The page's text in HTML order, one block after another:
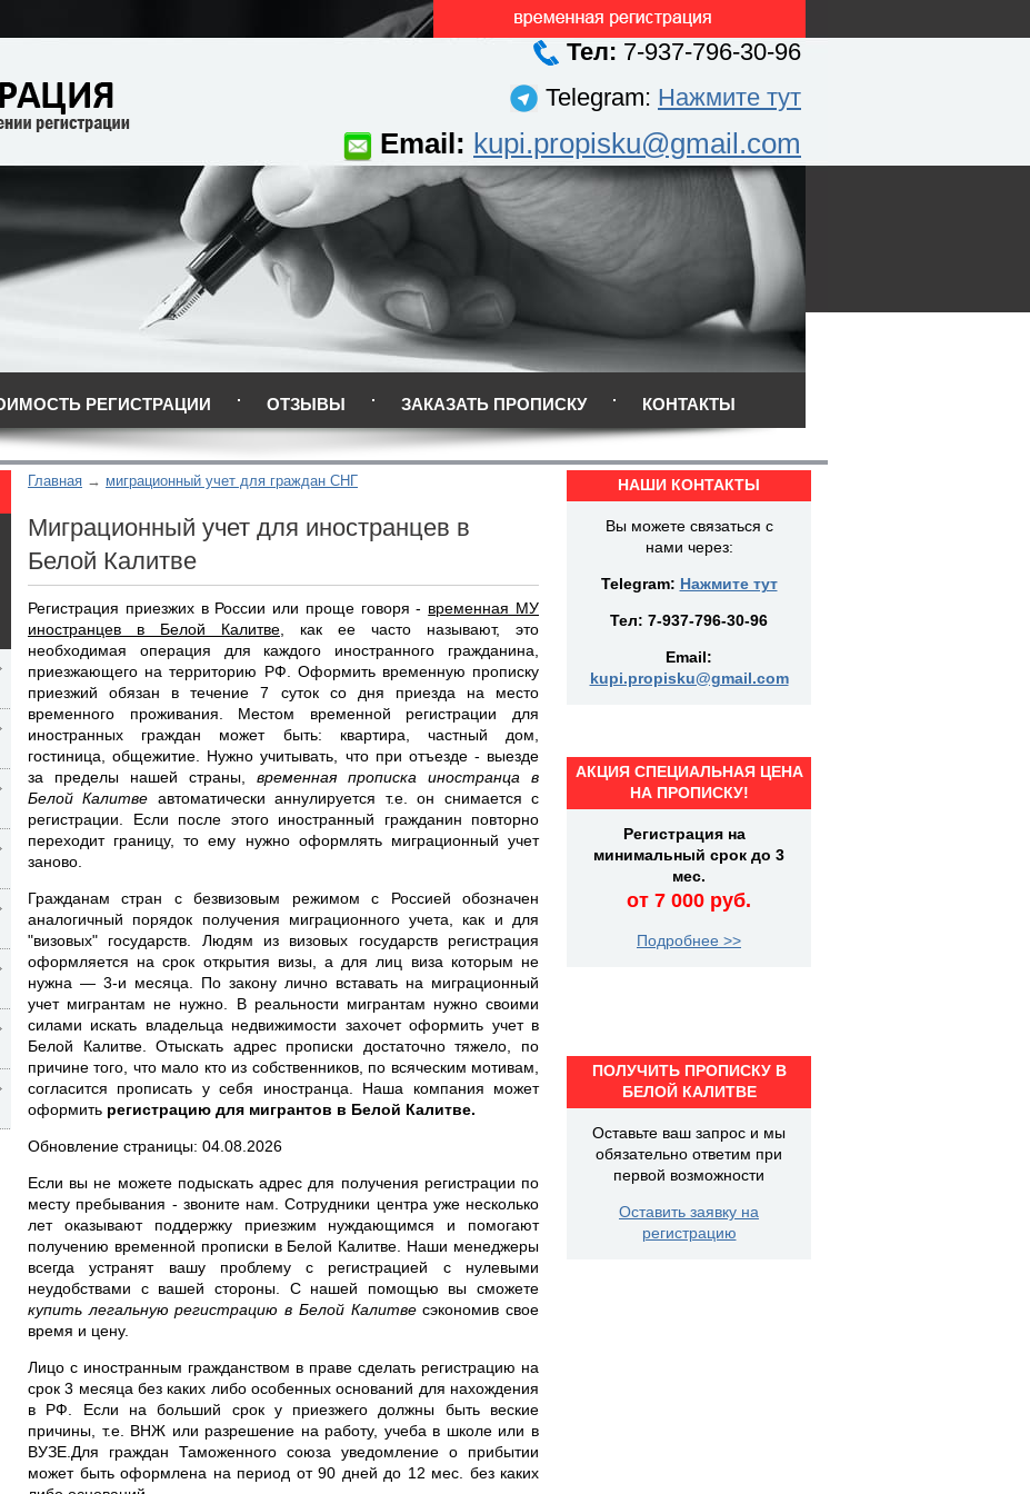
Тел: 7-937-796-30-96
Telegram: Нажмите тут
Email: kupi.propisku@gmail.com
РЕГИСТРАЦИИ ОТЗЫВЫ ЗАКАЗАТЬ ПРОПИСКУ КОНТАКТЫ
Главная миграционный учет для граждан СНГ
Миграционный учет для иностранцев в
Белой Калитве
Регистрация приезжих в России или проще говоря - временная МУ
иностранцев в Белой Калитве , как ее часто называют, это
необходимая операция для каждого иностранного гражданина,
приезжающего на территорию РФ. Оформить временную прописку
приезжий обязан в течение 7 суток со дня приезда на место
временного проживания. Местом временной регистрации для
иностранных граждан может быть: квартира, частный дом,
гостиница, общежитие. Нужно учитывать, что при отъезде - выезде
за пределы нашей страны, временная прописка иностранца в
Белой Калитве автоматически аннулируется т.е. он снимается с
регистрации. Если после этого иностранный гражданин повторно
переходит границу, то ему нужно оформлять миграционный учет
заново.
Гражданам стран с безвизовым режимом с Россией обозначен
аналогичный порядок получения миграционного учета, как и для
"визовых" государств. Людям из визовых государств регистрация
оформляется на срок открытия визы, а для лиц виза которым не
нужна — 3-и месяца. По закону лично вставать на миграционный
учет мигрантам не нужно. В реальности мигрантам нужно своими
силами искать владельца недвижимости захочет оформить учет в
Белой Калитве. Отыскать адрес прописки достаточно тяжело, по
причине того, что мало кто из собственников, по всяческим мотивам,
согласится прописать у себя иностранца. Наша компания может
оформить регистрацию для мигрантов в Белой Калитве.
Обновление страницы: 04.08.2026
Если вы не можете подыскать адрес для получения регистрации по
месту пребывания - звоните нам. Сотрудники центра уже несколько
лет оказывают поддержку приезжим нуждающимся и помогают
получению временной прописки в Белой Калитве. Наши менеджеры
всегда устранят вашу проблему с регистрацией с нулевыми
неудобствами с вашей стороны. С нашей помощью вы сможете
купить легальную регистрацию в Белой Калитвесэкономив свое
время и цену.
Лицо с иностранным гражданством в праве сделать регистрацию на
срок 3 месяца без каких либо особенных оснований для нахождения
в РФ. Если на больший срок у приезжего должны быть веские
причины, т.е. ВНЖ или разрешение на работу, учеба в школе или в
ВУЗЕ.Для граждан Таможенного союза уведомление о прибытии
может быть оформлена на период от 90 дней до 12 мес. без каких
НАШИ КОНТАКТЫ
Вы можете связаться с
нами через:
Telegram: Нажмите тут
Тел: 7-937-796-30-96
Email:
kupi.propisku@gmail.com
АКЦИЯ СПЕЦИАЛЬНАЯ ЦЕНА
НА ПРОПИСКУ!
Регистрация на
минимальный срок до 3
мес.
от 7 000 руб.
Подробнее >>
ПОЛУЧИТЬ ПРОПИСКУ В
БЕЛОЙ КАЛИТВЕ
Оставьте ваш запрос и мы
обязательно ответим при
первой возможности
Оставить заявку на
регистрацию